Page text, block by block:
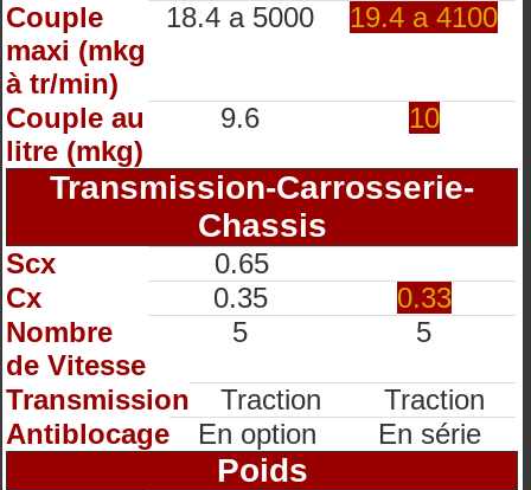
Couple
maxi (mkg
à tr/min)
18.4 a 5000 19.4 a 4100
Couple au
litre (mkg)
9.6 10
Transmission-Carrosserie-
Chassis
Scx
0.65
Cx
0.35
0.33
Nombre
de Vitesse
5 5
Transmission Traction
Traction
Antiblocage
En option En série
Poids